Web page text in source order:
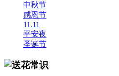
中秋节
感恩节
11.11
平安夜
圣诞节